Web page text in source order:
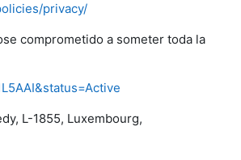
privacy/
comprometido a someter toda la
L-1855, Luxembourg,